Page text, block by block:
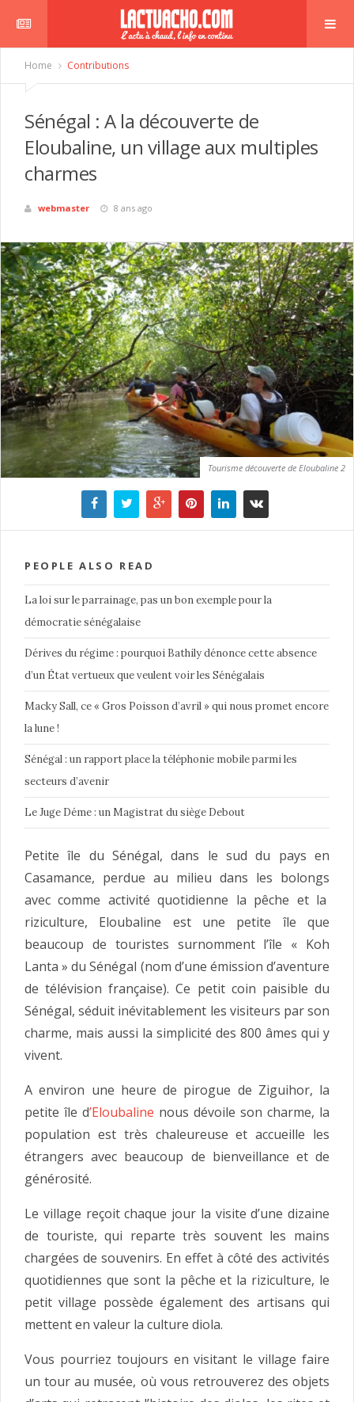
Home Contributions
Sénégal : A la découverte de
Eloubaline, un village aux multiples
charmes
webmaster 8 ans ago
Tourisme découverte de Eloubaline 2
PEOPLE ALSO READ
La loi sur le parrainage, pas un bon exemple pour la
démocratie sénégalaise
Dérives du régime : pourquoi Bathily dénonce cette absence
d’un État vertueux que veulent voir les Sénégalais
Macky Sall, ce « Gros Poisson d’avril » qui nous promet encore
la lune !
Sénégal : un rapport place la téléphonie mobile parmi les
secteurs d’avenir
Le Juge Déme : un Magistrat du siège Debout
Petite île du Sénégal, dans le sud du pays en
Casamance, perdue au milieu dans les bolongs
avec comme activité quotidienne la pêche et la
riziculture, Eloubaline est une petite île que
beaucoup de touristes surnomment l’île « Koh
Lanta » du Sénégal (nom d’une émission d’aventure
de télévision française). Ce petit coin paisible du
Sénégal, séduit inévitablement les visiteurs par son
charme, mais aussi la simplicité des 800 âmes qui y
vivent.
A environ une heure de pirogue de Ziguihor, la
petite île d’Eloubaline nous dévoile son charme, la
population est très chaleureuse et accueille les
étrangers avec beaucoup de bienveillance et de
générosité.
Le village reçoit chaque jour la visite d’une dizaine
de touriste, qui reparte très souvent les mains
chargées de souvenirs. En effet à côté des activités
quotidiennes que sont la pêche et la riziculture, le
petit village possède également des artisans qui
mettent en valeur la culture diola.
Vous pourriez toujours en visitant le village faire
un tour au musée, où vous retrouverez des objets